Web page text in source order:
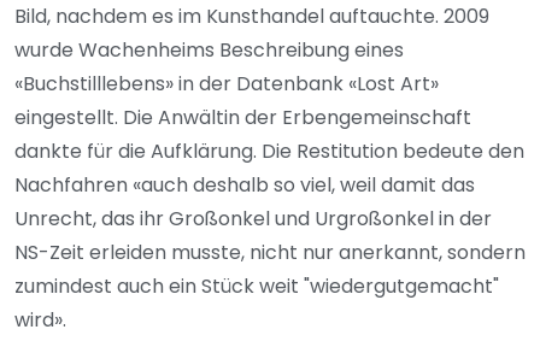
Bild, nachdem es im Kunsthandel auftauchte. 2009
wurde Wachenheims Beschreibung eines
«Buchstilllebens» in der Datenbank «Lost Art»
eingestellt. Die Anwältin der Erbengemeinschaft
dankte für die Aufklärung. Die Restitution bedeute den
Nachfahren «auch deshalb so viel, weil damit das
Unrecht, das ihr Großonkel und Urgroßonkel in der
NS-Zeit erleiden musste, nicht nur anerkannt, sondern
zumindest auch ein Stück weit "wiedergutgemacht"
wird».